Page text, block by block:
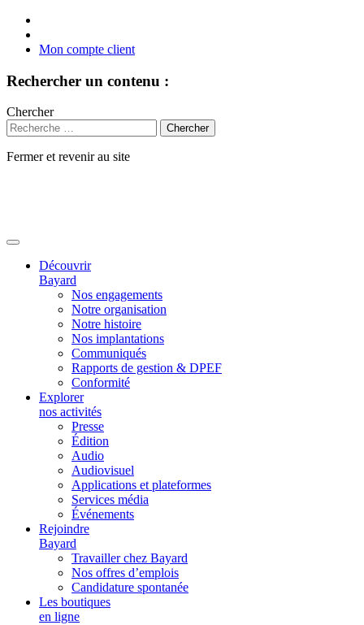
Mon compte client
Rechercher un contenu :
Chercher
Fermer et revenir au site
Découvrir
Bayard
Nos engagements
Notre organisation
Notre histoire
Nos implantations
Communiqués
Rapports de gestion & DPEF
Conformité
Explorer
nos activités
Presse
Édition
Audio
Audiovisuel
Applications et plateformes
Services média
Événements
Rejoindre
Bayard
Travailler chez Bayard
Nos offres d’emplois
Candidature spontanée
Les boutiques
en ligne